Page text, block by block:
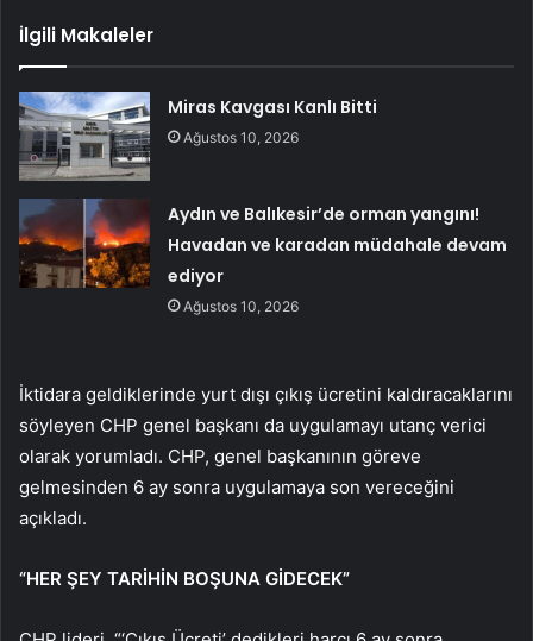
İlgili Makaleler
Miras Kavgası Kanlı Bitti
Ağustos 10, 2026
Aydın ve Balıkesir’de orman yangını!
Havadan ve karadan müdahale devam
ediyor
Ağustos 10, 2026
İktidara geldiklerinde yurt dışı çıkış ücretini kaldıracaklarını
söyleyen CHP genel başkanı da uygulamayı utanç verici
olarak yorumladı. CHP, genel başkanının göreve
gelmesinden 6 ay sonra uygulamaya son vereceğini
açıkladı.
“HER ŞEY TARİHİN BOŞUNA GİDECEK”